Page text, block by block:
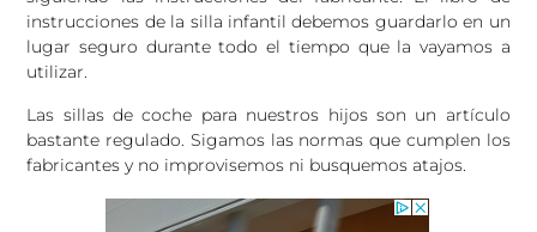
instrucciones de la silla infantil debemos guardarlo en un
lugar seguro durante todo el tiempo que la vayamos a
utilizar.
Las sillas de coche para nuestros hijos son un artículo
bastante regulado. Sigamos las normas que cumplen los
fabricantes y no improvisemos ni busquemos atajos.